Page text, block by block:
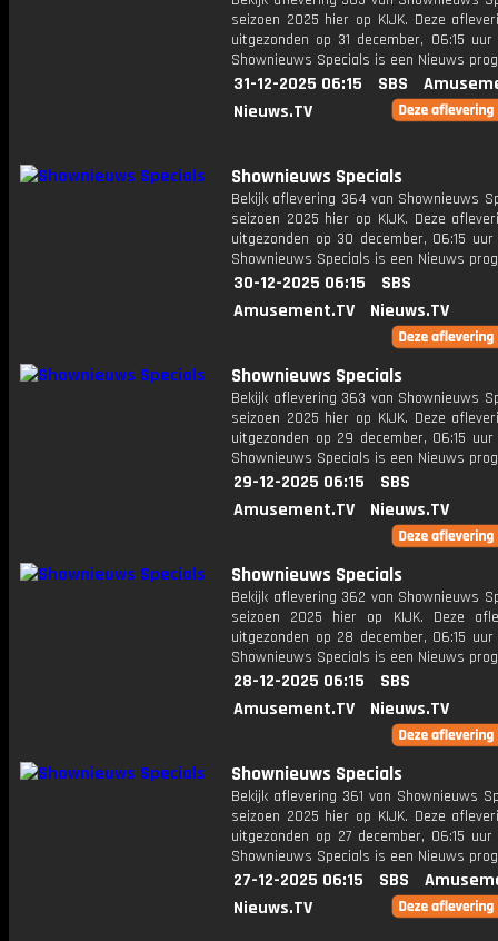
seizoen 2025 hier op KIJK. Deze
uitgezonden op 31 december, 06:15
Shownieuws Specials is een Nieuws
31-12-2025 06:15 SBS
Nieuws.TV
Shownieuws Specials
Bekijk aflevering 364 van Shownieuws
seizoen 2025 hier op KIJK. Deze
uitgezonden op 30 december, 06:15
Shownieuws Specials is een Nieuws
30-12-2025 06:15
SBS
Amusement.TV
Nieuws.TV
Shownieuws Specials
Bekijk aflevering 363 van Shownieuws
seizoen 2025 hier op KIJK. Deze
uitgezonden op 29 december, 06:15
Shownieuws Specials is een Nieuws
29-12-2025 06:15
SBS
Amusement.TV
Nieuws.TV
Shownieuws Specials
Bekijk aflevering 362 van Shownieuws
seizoen 2025 hier op KIJK. Deze
uitgezonden op 28 december, 06:15
Shownieuws Specials is een Nieuws
28-12-2025 06:15
SBS
Amusement.TV
Nieuws.TV
Shownieuws Specials
Bekijk aflevering 361 van Shownieuws
seizoen 2025 hier op KIJK. Deze
uitgezonden op 27 december, 06:15
Shownieuws Specials is een Nieuws
27-12-2025 06:15 SBS
Nieuws.TV